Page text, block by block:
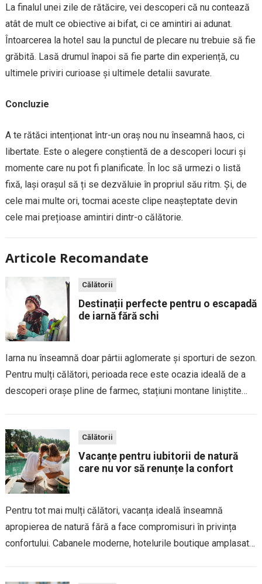
La finalul unei zile de rătăcire, vei descoperi că nu contează
atât de mult ce obiective ai bifat, ci ce amintiri ai adunat.
Întoarcerea la hotel sau la punctul de plecare nu trebuie să fie
grăbită. Lasă drumul înapoi să fie parte din experiență, cu
ultimele priviri curioase și ultimele detalii savurate.
Concluzie
A te rătăci intenționat într-un oraș nou nu înseamnă haos, ci
libertate. Este o alegere conștientă de a descoperi locuri și
momente care nu pot fi planificate. În loc să urmezi o listă
fixă, lași orașul să ți se dezvăluie în propriul său ritm. Și, de
cele mai multe ori, tocmai aceste clipe neașteptate devin
cele mai prețioase amintiri dintr-o călătorie.
Articole Recomandate
Călătorii
Destinații perfecte pentru o escapadă
de iarnă fără schi
Iarna nu înseamnă doar pârtii aglomerate și sporturi de sezon.
Pentru mulți călători, perioada rece este ocazia ideală de a
descoperi orașe pline de farmec, stațiuni montane liniștite
Călătorii
Vacanțe pentru iubitorii de natură
care nu vor să renunțe la confort
Pentru tot mai mulți călători, vacanța ideală înseamnă
apropierea de natură fără a face compromisuri în privința
confortului. Cabanele moderne, hotelurile boutique amplasate